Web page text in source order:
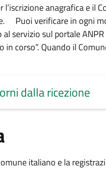
anagrafica e il
Puoi verificare in ogni
servizio sul portale
corso”. Quando il
dalla ricezione
italiano e la